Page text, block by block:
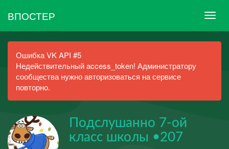
ВПОСТЕР
Ошибка VK API #5
Недействительный access_token! Администратору
сообщества нужно авторизоваться на сервисе
повторно.
Подслушанно 7-ой
класс школы •207